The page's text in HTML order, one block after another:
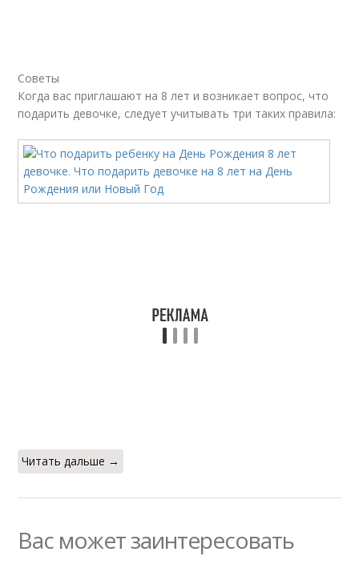
Советы
Когда вас приглашают на 8 лет и возникает вопрос, что
подарить девочке, следует учитывать три таких правила:
Читать дальше →
Вас может заинтересовать